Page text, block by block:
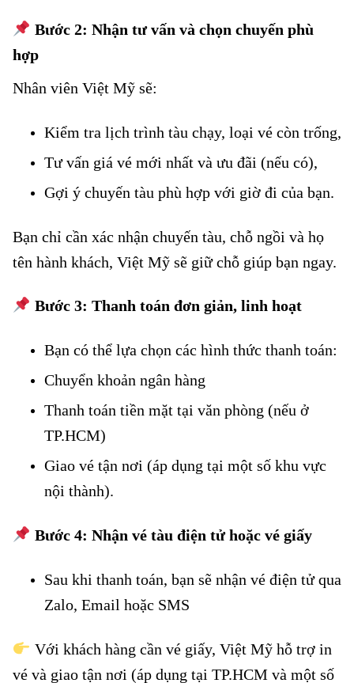
Bước 2: Nhận tư vấn và chọn chuyến phù
hợp
Nhân viên Việt Mỹ sẽ:
Kiểm tra lịch trình tàu chạy, loại vé còn trống,
Tư vấn giá vé mới nhất và ưu đãi (nếu có),
Gợi ý chuyến tàu phù hợp với giờ đi của bạn.
Bạn chỉ cần xác nhận chuyến tàu, chỗ ngồi và họ
tên hành khách, Việt Mỹ sẽ giữ chỗ giúp bạn ngay.
Bước 3: Thanh toán đơn giản, linh hoạt
Bạn có thể lựa chọn các hình thức thanh toán:
Chuyển khoản ngân hàng
Thanh toán tiền mặt tại văn phòng (nếu ở
TP.HCM)
Giao vé tận nơi (áp dụng tại một số khu vực
nội thành).
Bước 4: Nhận vé tàu điện tử hoặc vé giấy
Sau khi thanh toán, bạn sẽ nhận vé điện tử qua
Zalo, Email hoặc SMS
Với khách hàng cần vé giấy, Việt Mỹ hỗ trợ in
vé và giao tận nơi (áp dụng tại TP.HCM và một số